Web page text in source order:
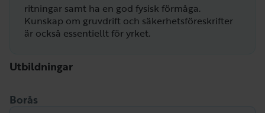
ritningar samt ha en god fysisk förmåga.
Kunskap om gruvdrift och säkerhetsföreskrifter
är också essentiellt för yrket.
Utbildningar
Borås